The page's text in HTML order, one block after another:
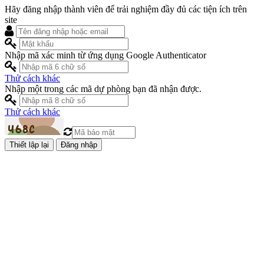
Hãy đăng nhập thành viên để trải nghiệm đầy đủ các tiện ích trên
site
Nhập mã xác minh từ ứng dụng Google Authenticator
Thử cách khác
Nhập một trong các mã dự phòng bạn đã nhận được.
Thử cách khác
Đăng nhập